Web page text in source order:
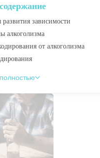
зависимости
алкоголизма
от алкоголизма